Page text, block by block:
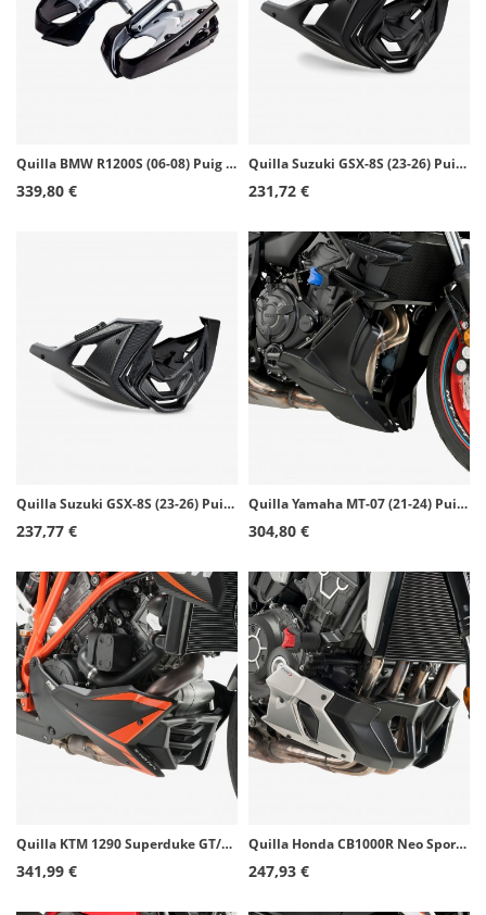
Quilla BMW R1200S (06-08) Puig Negro 4420N
339,80 €
Quilla Suzuki GSX-8S (23-26) Puig Negro mate 21698J
231,72 €
Quilla Suzuki GSX-8S (23-26) Puig Símil carbono 21698C
237,77 €
Quilla Yamaha MT-07 (21-24) Puig Negro 20624J
304,80 €
Quilla KTM 1290 Superduke GT/R (14-25) Puig Negro 21405J
341,99 €
Quilla Honda CB1000R Neo Sports Cafe (18-20) Puig Negro 9746J
247,93 €